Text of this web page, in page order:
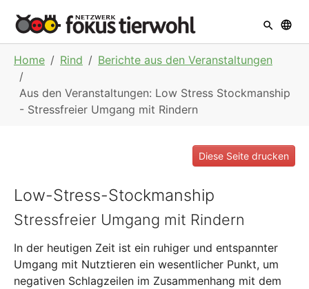
Home Rind Berichte aus den Veranstaltungen
Aus den Veranstaltungen: Low Stress Stockmanship
- Stressfreier Umgang mit Rindern
Diese Seite drucken
Low-Stress-Stockmanship
Stressfreier Umgang mit Rindern
In der heutigen Zeit ist ein ruhiger und entspannter
Umgang mit Nutztieren ein wesentlicher Punkt, um
negativen Schlagzeilen im Zusammenhang mit dem